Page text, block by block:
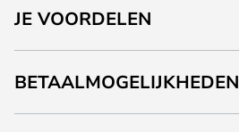
JE VOORDELEN
BETAALMOGELIJKHEDEN